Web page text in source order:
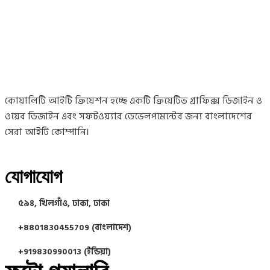
কোয়ালিটি আইটি ক্রিয়েশন হচ্ছে একটি ক্রিয়েটিভ গ্রাফিক্স ডিজাইন ও
ওয়েব ডিজাইন এবং সফটওয়্যার ডেভেলপমেন্টের জন্য বাংলাদেশের
সেরা আইটি কোম্পানি।
যোগাযোগ
৫৯৪, খিলগাঁও, ঢাকা, ঢাকা
+8801830455709 (বাংলাদেশ)
+919830990013 (ইন্ডিয়া)